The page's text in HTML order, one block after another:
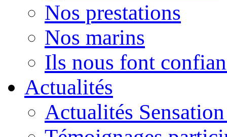
Nos prestations
Nos marins
Ils nous font
Actualités
Actualités